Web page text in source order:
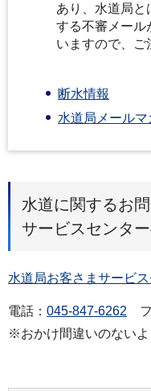
あり、水道局と
する不審メール
いますので、ご
断水情報
水道局メールマ
水道に関するお
サービスセンタ
水道局お客さまサービ
電話： 045-847-6262 フ
※おかけ間違いのない